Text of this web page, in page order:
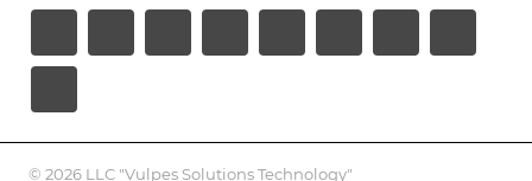
© 2026 LLC "Vulpes Solutions Technology"